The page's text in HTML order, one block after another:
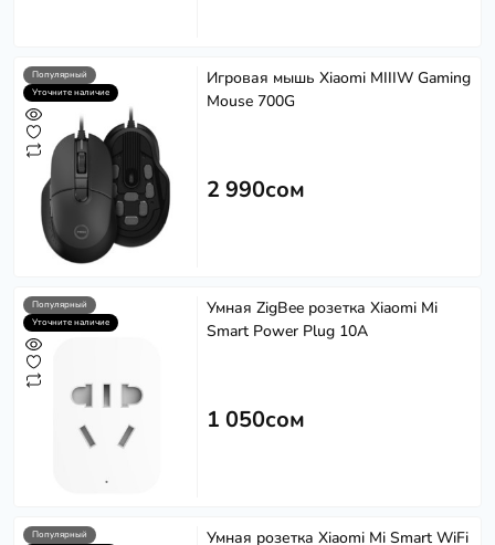
Популярный
Уточните наличие
Игровая мышь Xiaomi MIIIW Gaming
Mouse 700G
2 990сом
Популярный
Уточните наличие
Умная ZigBee розетка Xiaomi Mi
Smart Power Plug 10A
1 050сом
Популярный Умная розетка Xiaomi Mi Smart WiFi